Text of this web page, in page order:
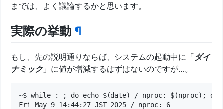
までは、よく議論するかと思います。
実際の挙動 ¶
もし、先の説明通りならば、システムの起動中に「 ダイ
ナミック」に値が増減するはずはないのですが…。
~$ while : ; do echo $(date) / nproc: $(nproc);
Fri May 9 14:44:27 JST 2025 / nproc: 6